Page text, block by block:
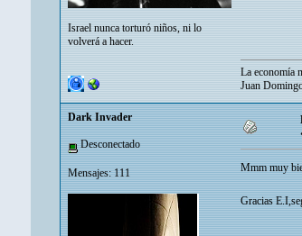
Israel nunca torturó niños, ni lo
volverá a hacer.
La economía
Juan
Dark Invader
Desconectado
Mensajes: 111 Mmm muy
Gracias